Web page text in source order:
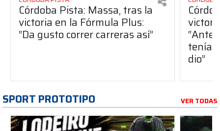
Córdoba Pista: Massa, tras la
victoria en la Fórmula Plus:
“Da gusto correr carreras así”
dio”
SPORT PROTOTIPO VER TODAS